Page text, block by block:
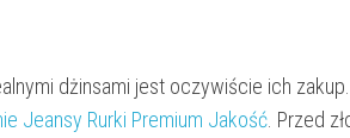
dżinsami jest oczywiście ich
Jeansy Rurki Premium Jakość . Przed